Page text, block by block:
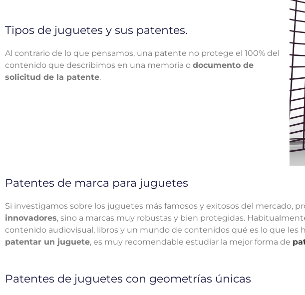
Tipos de juguetes y sus patentes.
Al contrario de lo que pensamos, una patente no protege el 100% del
contenido que describimos en una memoria o documento de
solicitud de la patente.
Patentes de marca para juguetes
Si investigamos sobre los juguetes más famosos y exitosos del mercado,
innovadores, sino a marcas muy robustas y bien protegidas.
contenido audiovisual, libros y un mundo de contenidos qué es lo que les
patentar un juguete, es muy recomendable estudiar la mejor forma de
Patentes de juguetes con geometrías únicas